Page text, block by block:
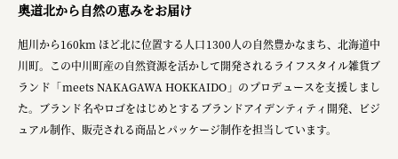
100本のスプーン
メッセフランクフルト ジャパン株式会社
キリンホールディングス株式会社
ソロフレッシュコーヒーシステム株式会社
奥道北から自然の恵みをお届け
旭川から160km ほど北に位置する人口1300人の自然豊かなまち、北海道中
川町。この中川町産の自然資源を活かして開発されるライフスタイル雑貨ブ
ランド「meets NAKAGAWA HOKKAIDO」のプロデュースを支援しまし
た。ブランド名やロゴをはじめとするブランドアイデンティティ開発、ビジ
ュアル制作、販売される商品とパッケージ制作を担当しています。